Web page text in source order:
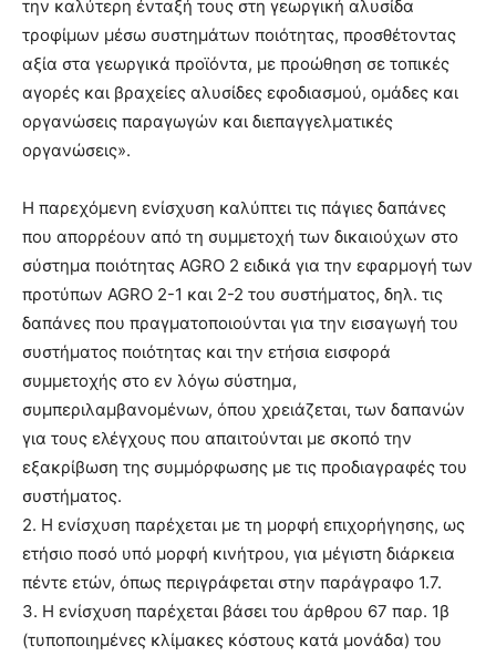
την καλύτερη ένταξή τους στη γεωργική αλυσίδα
τροφίμων μέσω συστημάτων ποιότητας, προσθέτοντας
αξία στα γεωργικά προϊόντα, με προώθηση σε τοπικές
αγορές και βραχείες αλυσίδες εφοδιασμού, ομάδες και
οργανώσεις παραγωγών και διεπαγγελματικές
οργανώσεις».
Η παρεχόμενη ενίσχυση καλύπτει τις πάγιες δαπάνες
που απορρέουν από τη συμμετοχή των δικαιούχων στο
σύστημα ποιότητας AGRO 2 ειδικά για την εφαρμογή των
προτύπων AGRO 2-1 και 2-2 του συστήματος, δηλ. τις
δαπάνες που πραγματοποιούνται για την εισαγωγή του
συστήματος ποιότητας και την ετήσια εισφορά
συμμετοχής στο εν λόγω σύστημα,
συμπεριλαμβανομένων, όπου χρειάζεται, των δαπανών
για τους ελέγχους που απαιτούνται με σκοπό την
εξακρίβωση της συμμόρφωσης με τις προδιαγραφές του
συστήματος.
2. Η ενίσχυση παρέχεται με τη μορφή επιχορήγησης, ως
ετήσιο ποσό υπό μορφή κινήτρου, για μέγιστη διάρκεια
πέντε ετών, όπως περιγράφεται στην παράγραφο 1.7.
3. Η ενίσχυση παρέχεται βάσει του άρθρου 67 παρ. 1β
(τυποποιημένες κλίμακες κόστους κατά μονάδα) του